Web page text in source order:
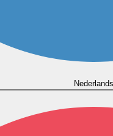
Nederlands